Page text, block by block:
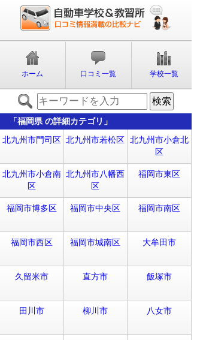
ホーム 口コミ一覧 学校一覧
「福岡県 の詳細カテゴリ」
北九州市門司区 北九州市若松区
北九州市小倉北
区
北九州市小倉南
区
北九州市八幡西
区
福岡市東区
福岡市博多区 福岡市中央区 福岡市南区
福岡市西区 福岡市城南区 大牟田市
久留米市 直方市 飯塚市
田川市 柳川市 八女市